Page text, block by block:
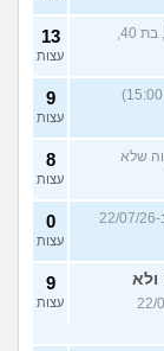
(Hayatov, בת 40,
13
עצות
9
עצות
שלא
8
עצות
(אנונימי, בת 18, כתבה ב-22/07/26
0
עצות
ולא
ב-22/07/26
9
עצות